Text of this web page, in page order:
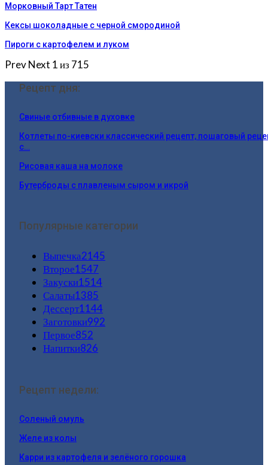
Морковный Тарт Татен
Кексы шоколадные с черной смородиной
Пироги c картофелем и луком
PrevNext 1 из 715
Рецепт дня:
Свиные отбивные в духовке
Котлеты по-киевски классический рецепт, пошаговый
с…
Рисовая каша на молоке
Бутерброды с плавленым сыром и икрой
Популярные категории
Выпечка2145
Второе1547
Закуски1514
Салаты1385
Дессерт1144
Заготовки992
Первое852
Напитки826
Рецепт недели:
Соленый омуль
Желе из колы
Карри из картофеля и зелёного горошка